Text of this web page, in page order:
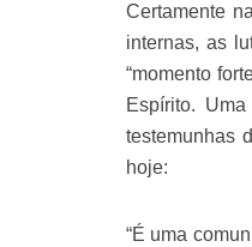
Certamente
internas, as
“momento
Espírito.
testemunhas
hoje:
“É uma